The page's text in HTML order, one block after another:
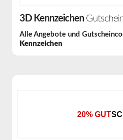
3D Kennzeichen
Alle Angebote und
Kennzeichen
20%